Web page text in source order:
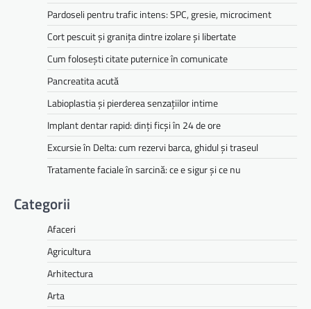
Pardoseli pentru trafic intens: SPC, gresie, microciment
Cort pescuit și granița dintre izolare și libertate
Cum folosești citate puternice în comunicate
Pancreatita acută
Labioplastia și pierderea senzațiilor intime
Implant dentar rapid: dinți ficși în 24 de ore
Excursie în Delta: cum rezervi barca, ghidul și traseul
Tratamente faciale în sarcină: ce e sigur și ce nu
Categorii
Afaceri
Agricultura
Arhitectura
Arta